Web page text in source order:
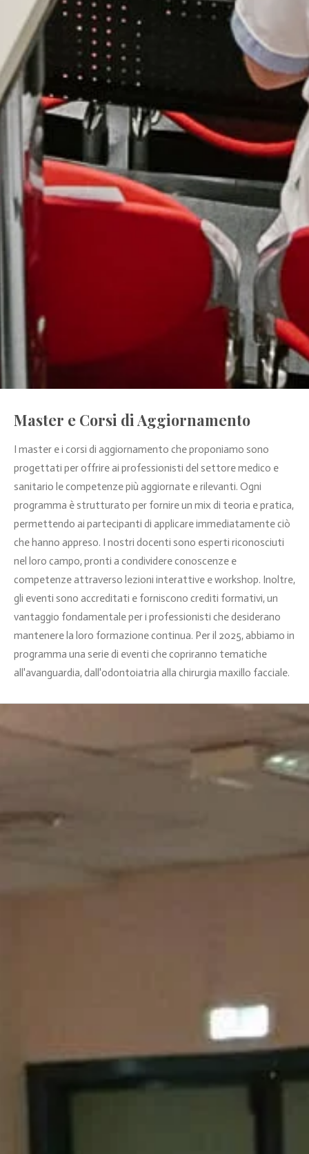
Master e Corsi di Aggiornamento
I master e i corsi di aggiornamento che proponiamo sono
progettati per offrire ai professionisti del settore medico e
sanitario le competenze più aggiornate e rilevanti. Ogni
programma è strutturato per fornire un mix di teoria e pratica,
permettendo ai partecipanti di applicare immediatamente ciò
che hanno appreso. I nostri docenti sono esperti riconosciuti
nel loro campo, pronti a condividere conoscenze e
competenze attraverso lezioni interattive e workshop. Inoltre,
gli eventi sono accreditati e forniscono crediti formativi, un
vantaggio fondamentale per i professionisti che desiderano
mantenere la loro formazione continua. Per il 2025, abbiamo in
programma una serie di eventi che copriranno tematiche
all'avanguardia, dall'odontoiatria alla chirurgia maxillo facciale.